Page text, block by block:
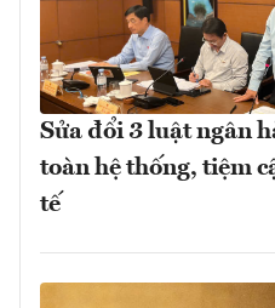
Sửa đổi 3 luật ngân
toàn hệ thống, tiệm
tế